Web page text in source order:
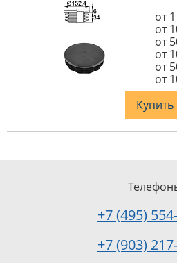
от 1
от
от
от
от
от
Купить
+7 (495)
+7 (903)